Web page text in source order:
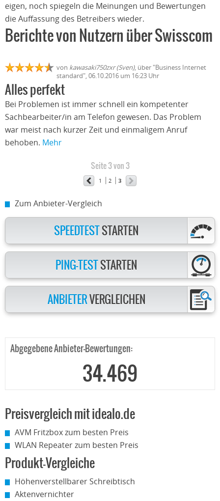
eigen, noch spiegeln die Meinungen und Bewertungen
die Auffassung des Betreibers wieder.
Berichte von Nutzern über Swisscom
von kawasaki750zxr (Sven), über "Business Internet
standard", 06.10.2016 um 16:23 Uhr
Alles perfekt
Bei Problemen ist immer schnell ein kompetenter
Sachbearbeiter/in am Telefon gewesen. Das Problem
war meist nach kurzer Zeit und einmaligem Anruf
behoben. Mehr
Seite 3 von 3
1 2 3
Zum Anbieter-Vergleich
SPEEDTESTSTARTEN
PING-TESTSTARTEN
ANBIETERVERGLEICHEN
Abgegebene Anbieter-Bewertungen:
34.469
Preisvergleich mit idealo.de
AVM Fritzbox zum besten Preis
WLAN Repeater zum besten Preis
Produkt-Vergleiche
Höhenverstellbarer Schreibtisch
Aktenvernichter